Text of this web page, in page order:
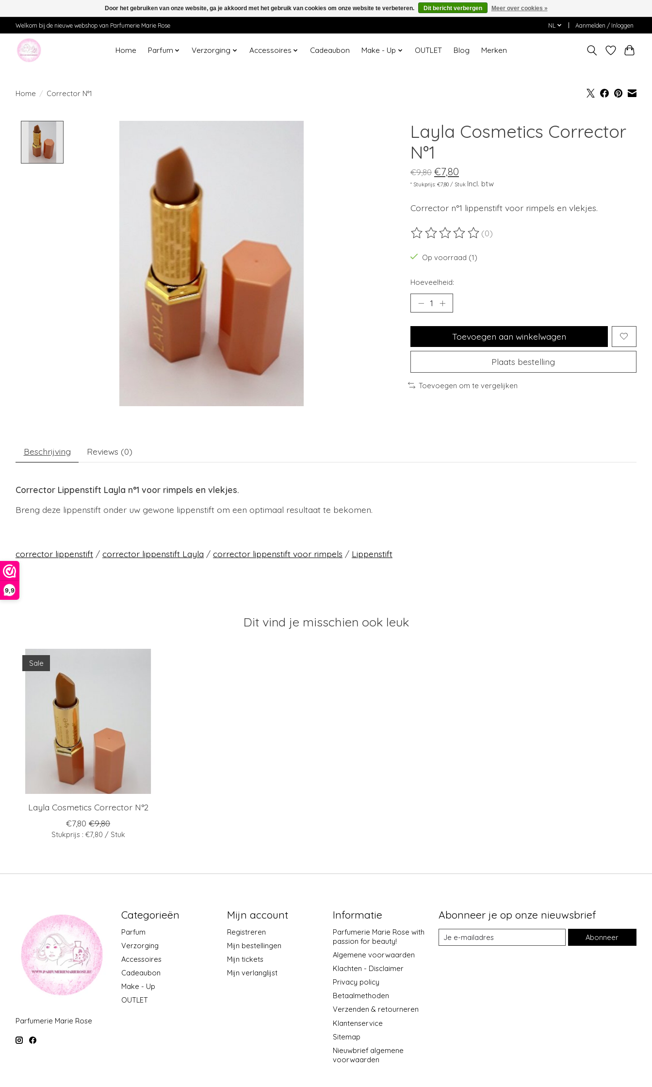
9,9
Welkom bij de nieuwe webshop van Parfumerie Marie Rose NL Aanmelden / Inloggen
Home Parfum Verzorging Accessoires Cadeaubon Make - Up OUTLET Blog Merken
Home / Corrector N°1
Layla Cosmetics Corrector
N°1
€9,80 €7,80
* Stukprijs: €7,80 / Stuk Incl. btw
Corrector n°1 lippenstift voor rimpels en vlekjes.
De beoordeling van dit product is
(0)
Op voorraad (1)
Hoeveelheid:
Toevoegen aan winkelwagen
Plaats bestelling
Toevoegen om te vergelijken
Beschrijving Reviews (0)
Corrector Lippenstift Layla n°1 voor rimpels en vlekjes.
Breng deze lippenstift onder uw gewone lippenstift om een optimaal resultaat te bekomen.
corrector lippenstift / corrector lippenstift Layla / corrector lippenstift voor rimpels / Lippenstift
Dit vind je misschien ook leuk
Items van productcarrousel
Sale
Layla Cosmetics Corrector N°2
€7,80 €9,80
Stukprijs : €7,80 / Stuk
Parfumerie Marie Rose
Categorieën
Parfum
Verzorging
Accessoires
Cadeaubon
Make - Up
OUTLET
Mijn account
Registreren
Mijn bestellingen
Mijn tickets
Mijn verlanglijst
Informatie
Parfumerie Marie Rose with
passion for beauty!
Algemene voorwaarden
Klachten - Disclaimer
Privacy policy
Betaalmethoden
Verzenden & retourneren
Klantenservice
Sitemap
Nieuwbrief algemene
voorwaarden
Abonneer je op onze nieuwsbrief
Abonneer
Door het gebruiken van onze website, ga je akkoord met het gebruik van cookies om onze website te verbeteren. Dit bericht verbergen Meer over cookies »